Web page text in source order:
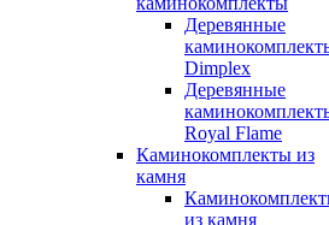
Деревянные
Dimplex
Деревянные
Royal Flame
Каминокомплекты из
камня
из камня